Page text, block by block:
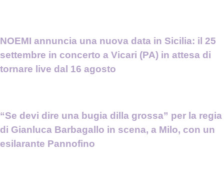
NOEMI annuncia una nuova data in Sicilia: il 25
settembre in concerto a Vicari (PA) in attesa di
tornare live dal 16 agosto
“Se devi dire una bugia dilla grossa” per la regia
di Gianluca Barbagallo in scena, a Milo, con un
esilarante Pannofino